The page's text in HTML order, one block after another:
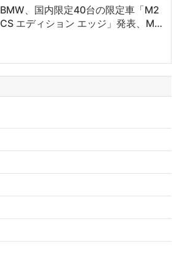
BMW、国内限定40台の限定車「M2
CS エディション エッジ」発表、M…